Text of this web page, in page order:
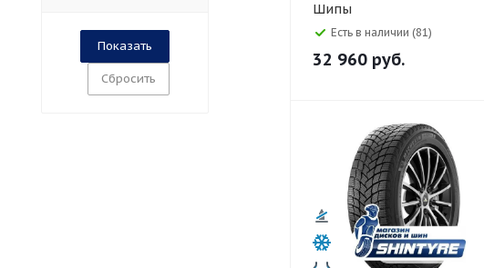
Шипы
Есть в наличии (81)
32 960 руб.
Сбросить